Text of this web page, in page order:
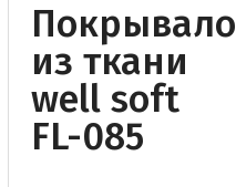
Покрывало
из ткани
well soft
FL-085